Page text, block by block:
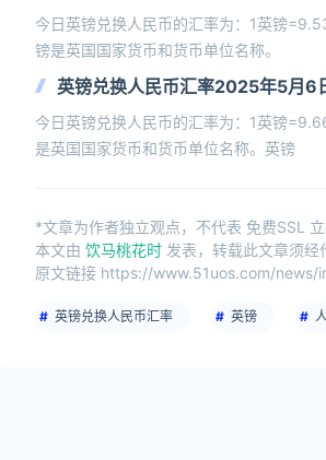
今日英镑兑换人民币的汇率为：1英镑
镑是英国国家货币和货币单位名称。
英镑兑换人民币汇率2025年5月6
今日英镑兑换人民币的汇率为：1英镑
是英国国家货币和货币单位名称。英镑
*文章为作者独立观点，不代表 免费SSL
本文由 饮马桃花时 发表，转载此文章须经
原文链接 https://www.51uos.com/
英镑兑换人民币汇率 英镑